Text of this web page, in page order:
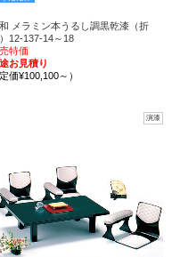
メラミン本うるし調黒乾漆（折
12-137-14～18
特価
お見積り
定価¥100,100～）
演漆